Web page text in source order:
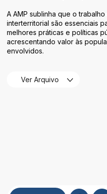
A AMP sublinha que o
interterritorial são essenciais
melhores práticas e políticas
acrescentando valor às
envolvidos.
Ver Arquivo